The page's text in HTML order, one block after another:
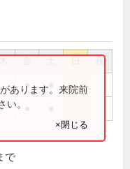
祝
●
あります。来院前
い。
×閉じる
で